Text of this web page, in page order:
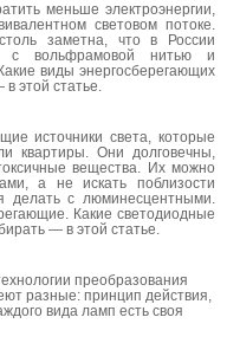
меньше электроэнергии,
световом потоке.
заметна, что в России
с вольфрамовой нитью и
виды энергосберегающих
этой статье.
источники света, которые
квартиры. Они долговечны,
вещества. Их можно
а не искать поблизости
делать с люминесцентными.
Какие светодиодные
— в этой статье.
преобразования
разные: принцип действия,
вида ламп есть своя